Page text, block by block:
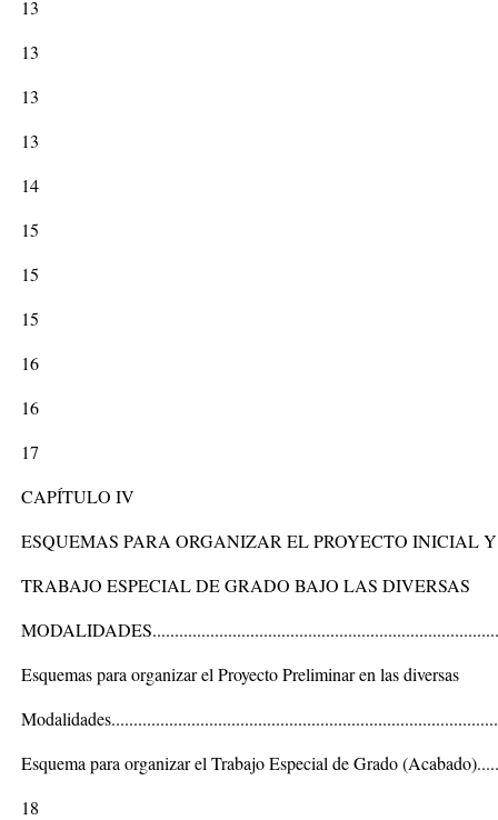
13
13
13
13
14
15
15
15
16
16
17
CAPÍTULO IV
ESQUEMAS PARA ORGANIZAR EL PROYECTO INICIAL
TRABAJO ESPECIAL DE GRADO BAJO LAS DIVERSAS
Esquemas para organizar el Proyecto Preliminar en las diversas
Esquema para organizar el Trabajo Especial de Grado
18